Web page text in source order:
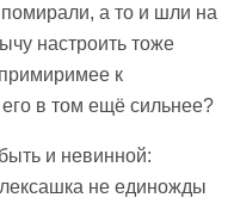
помирали, а то и шли на
настроить тоже
к
в том ещё сильнее?
и невинной:
не единожды